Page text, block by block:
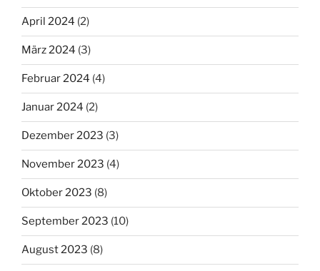
April 2024 (2)
März 2024 (3)
Februar 2024 (4)
Januar 2024 (2)
Dezember 2023 (3)
November 2023 (4)
Oktober 2023 (8)
September 2023 (10)
August 2023 (8)